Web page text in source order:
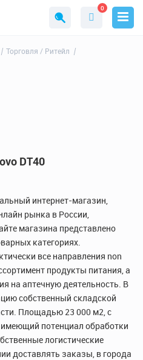
0
Торговля / Ритейл
DT40
интернет-магазин,
рынка в России,
магазина представлено
категориях.
все направления non
продукты питания, а
на аптечную деятельность. В
собственный складской
Площадью 23 000 м2, с
потенциал обработки
логистические
доставлять заказы, в города